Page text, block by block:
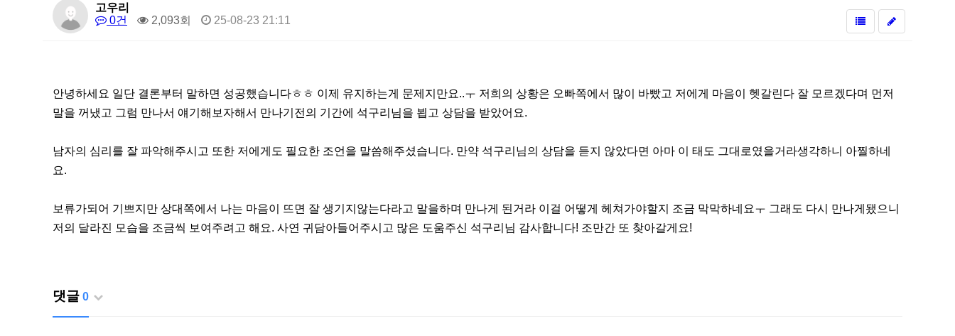
고우리
0건
2,093회 25-08-23 21:11
안녕하세요 일단 결론부터 말하면 성공했습니다ㅎㅎ 이제 유지하는게 문제지만요..ㅜ 저희의 상황은 오빠쪽에서 많이 바빴고 저에게 마음이 헷갈린다 잘 모르겠다며 먼저
말을 꺼냈고 그럼 만나서 얘기해보자해서 만나기전의 기간에 석구리님을 뵙고 상담을 받았어요.
남자의 심리를 잘 파악해주시고 또한 저에게도 필요한 조언을 말씀해주셨습니다. 만약 석구리님의 상담을 듣지 않았다면 아마 이 태도 그대로였을거라생각하니 아찔하네
요.
보류가되어 기쁘지만 상대쪽에서 나는 마음이 뜨면 잘 생기지않는다라고 말을하며 만나게 된거라 이걸 어떻게 헤쳐가야할지 조금 막막하네요ㅜ 그래도 다시 만나게됐으니
저의 달라진 모습을 조금씩 보여주려고 해요. 사연 귀담아들어주시고 많은 도움주신 석구리님 감사합니다! 조만간 또 찾아갈게요!
댓글 0